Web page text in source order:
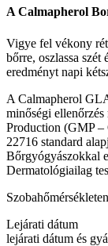
A Calmapherol
Vigye fel vékony
bőrre, oszlassa
eredményt napi
A Calmapherol
minőségi
Production (GMP –
22716 standard
Bőrgyógyászokkal
Dermatológiailag
Lejárati dátum
lejárati dátum és